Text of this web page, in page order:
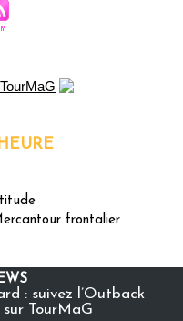
frontalier
: suivez l’Outback
TourMaG